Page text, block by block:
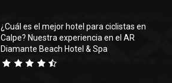
¿Cuál es el mejor hotel para ciclistas en
Calpe? Nuestra experiencia en el AR
Diamante Beach Hotel & Spa